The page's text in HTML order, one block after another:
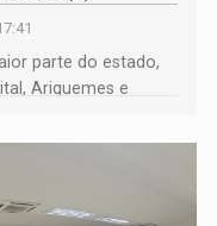
parte do estado,
Ariquemes e